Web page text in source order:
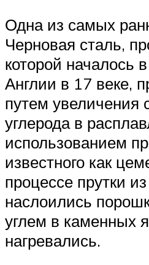
Одна из самых
Черновая сталь,
которой началось
Англии в 17 веке,
путем увеличения
углерода в
использованием
известного как
процессе прутки
наслоились
углем в каменных
нагревались.